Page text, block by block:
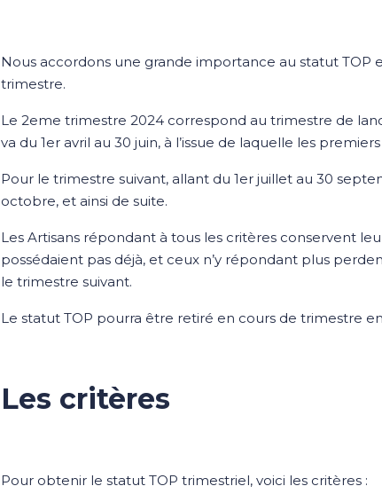
Nous accordons une grande importance au statut
trimestre.
Le 2eme trimestre 2024 correspond au trimestre de
va du 1er avril au 30 juin, à l’issue de laquelle les
Pour le trimestre suivant, allant du 1er juillet au 30
octobre, et ainsi de suite.
Les Artisans répondant à tous les critères conservent
possédaient pas déjà, et ceux n’y répondant plus
le trimestre suivant.
Le statut TOP pourra être retiré en cours de trimestre
Les critères
Pour obtenir le statut TOP trimestriel, voici les critères :